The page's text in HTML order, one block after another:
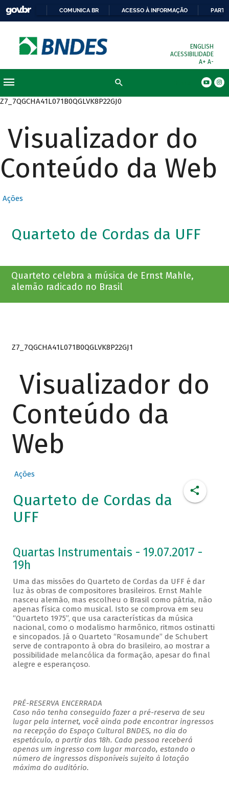
COMUNICA BR ACESSO À INFORMAÇÃO
ENGLISH
ACESSIBILIDADE
A+ A-
Z7_7QGCHA41L071B0QGLVK8P22GJ0
Visualizador do
Conteúdo da Web
Ações
Quarteto de Cordas da UFF
Quarteto celebra a música de Ernst Mahle,
alemão radicado no Brasil
Z7_7QGCHA41L071B0QGLVK8P22GJ1
Visualizador do
Conteúdo da
Web
Ações
Quarteto de Cordas da
UFF
Quartas Instrumentais - 19.07.2017 -
19h
Uma das missões do Quarteto de Cordas da UFF é dar
luz às obras de compositores brasileiros. Ernst Mahle
nasceu alemão, mas escolheu o Brasil como pátria, não
apenas física como musical. Isto se comprova em seu
“Quarteto 1975”, que usa características da música
nacional, como o modalismo harmônico, ritmos ostinatti
e sincopados. Já o Quarteto “Rosamunde” de Schubert
serve de contraponto à obra do brasileiro, ao mostrar a
possibilidade melancólica da formação, apesar do final
alegre e esperançoso.
PRÉ-RESERVA ENCERRADA
Caso não tenha conseguido fazer a pré-reserva de seu
lugar pela internet, você ainda pode encontrar ingressos
na recepção do Espaço Cultural BNDES, no dia do
espetáculo, a partir das 18h. Cada pessoa receberá
apenas um ingresso com lugar marcado, estando o
número de ingressos disponíveis sujeito à lotação
máxima do auditório. ​